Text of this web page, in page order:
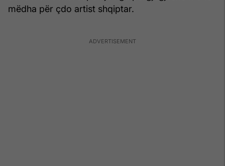
mëdha për çdo artist shqiptar.